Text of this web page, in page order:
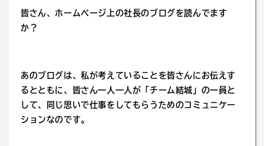
皆さん、ホームページ上の社長のブログを読んでます
か？
あのブログは、私が考えていることを皆さんにお伝えす
るとともに、皆さん一人一人が「チーム結城」の一員と
して、同じ思いで仕事をしてもらうためのコミュニケー
ションなのです。